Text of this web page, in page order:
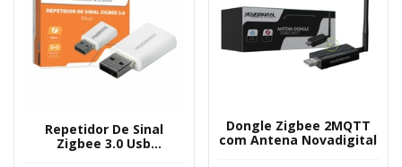
Repetidor De Sinal
Zigbee 3.0 Usb
Dongle Zigbee 2MQTT
com Antena Novadigital